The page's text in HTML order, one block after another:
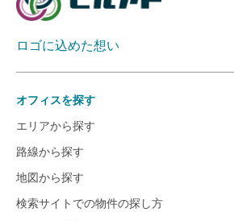
ロゴに込めた想い
オフィスを探す
エリアから探す
路線から探す
地図から探す
検索サイトでの物件の探し方